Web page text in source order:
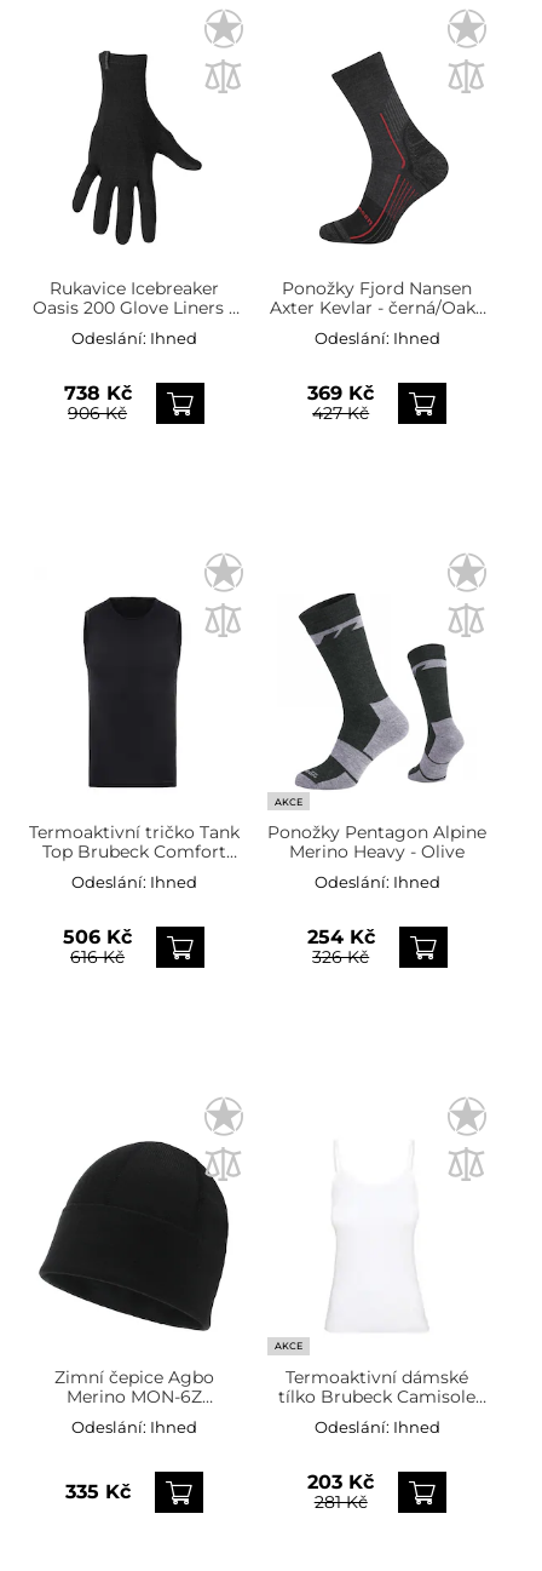
Rukavice Icebreaker
Oasis 200 Glove Liners -
Black
Odeslání: Ihned
738 Kč
906 Kč
Ponožky Fjord Nansen
Axter Kevlar - černá/Oaky
Red
Odeslání: Ihned
369 Kč
427 Kč
Termoaktivní tričko Tank
Top Brubeck Comfort
Wool - černé
Odeslání: Ihned
506 Kč
616 Kč
AKCE
Ponožky Pentagon Alpine
Merino Heavy - Olive
Odeslání: Ihned
254 Kč
326 Kč
Zimní čepice Agbo
Merino MON-6Z
oboustranná - černá
Odeslání: Ihned
335 Kč
AKCE
Termoaktivní dámské
tílko Brubeck Camisole
Comfort Cotton
Odeslání: Ihned
203 Kč
281 Kč